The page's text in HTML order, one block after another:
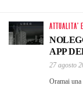
ATTUALITA'
APP
27 agosto
Oramai